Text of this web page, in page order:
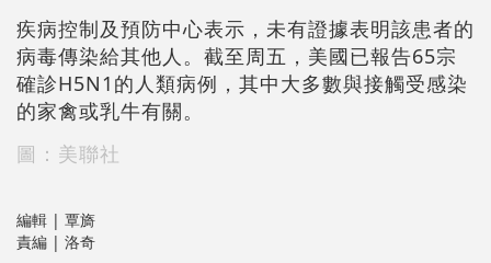
疾病控制及預防中心表示，未有證據表明該患者的
病毒傳染給其他人。截至周五，美國已報告65宗
確診H5N1的人類病例，其中大多數與接觸受感染
的家禽或乳牛有關。
圖：美聯社
編輯 | 覃旖
責編 | 洛奇